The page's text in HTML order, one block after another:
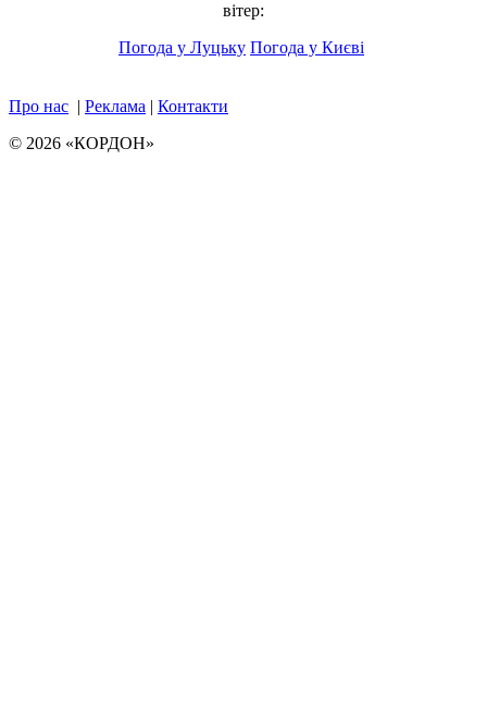
вітер:
Погода у Луцьку Погода у Києві
Про нас | Реклама | Контакти
© 2026 «КОРДОН»